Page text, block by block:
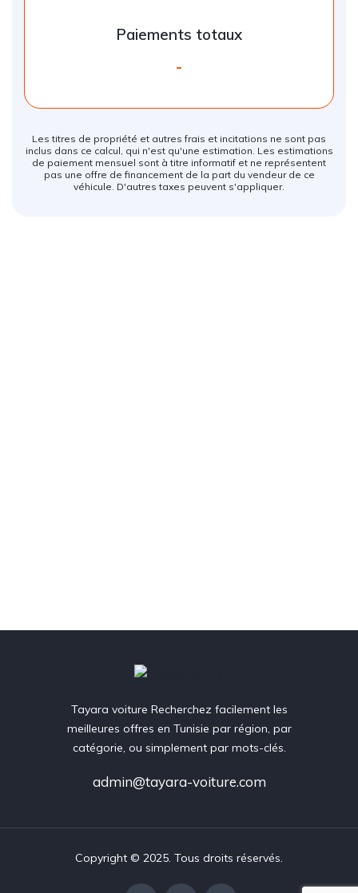
Paiements totaux
-
Les titres de propriété et autres frais et incitations ne sont pas
inclus dans ce calcul, qui n'est qu'une estimation. Les estimations
de paiement mensuel sont à titre informatif et ne représentent
pas une offre de financement de la part du vendeur de ce
véhicule. D'autres taxes peuvent s'appliquer.
Tayara voiture Recherchez facilement les
meilleures offres en Tunisie par région, par
catégorie, ou simplement par mots-clés.
admin@tayara-voiture.com
Copyright © 2025. Tous droits réservés.